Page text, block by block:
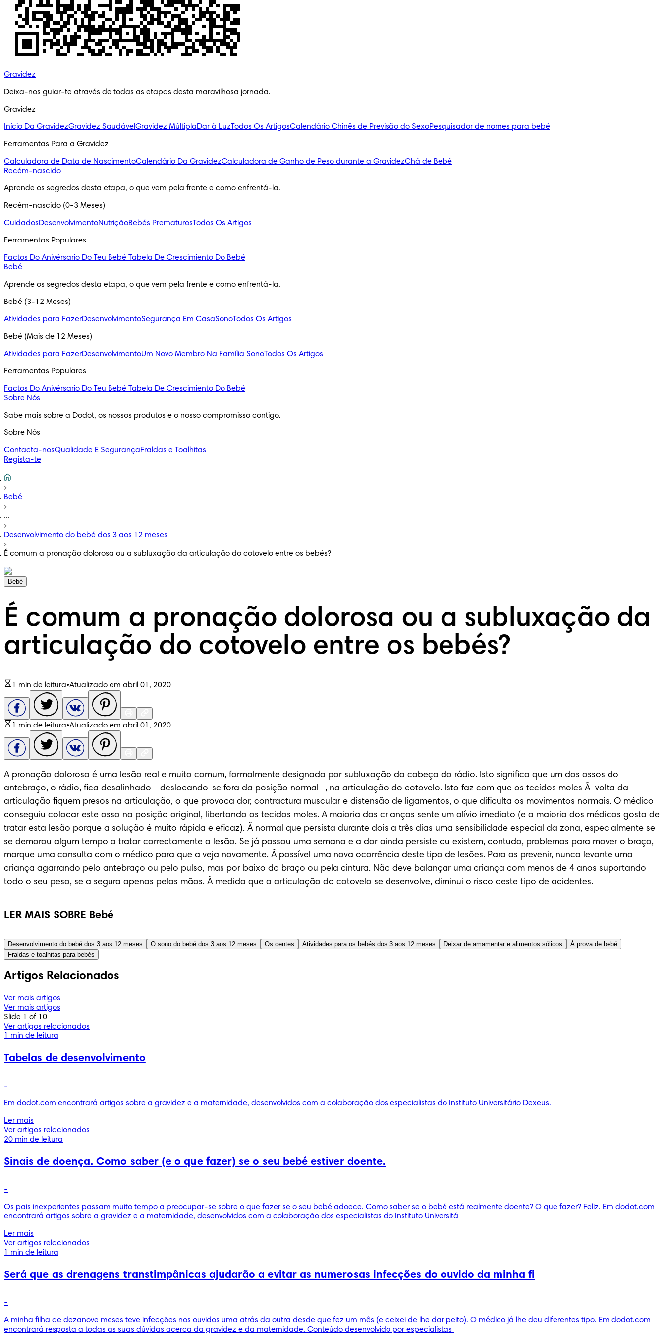
Gravidez
Deixa-nos guiar-te através de todas as etapas desta maravilhosa jornada.
Gravidez
Início Da GravidezGravidez SaudávelGravidez MúltiplaDar à LuzTodos Os ArtigosCalendário Chinês de Previsão do SexoPesquisador de nomes para bebé
Ferramentas Para a Gravidez
Calculadora de Data de NascimentoCalendário Da GravidezCalculadora de Ganho de Peso durante a GravidezChá de Bebé
Recém-nascido
Aprende os segredos desta etapa, o que vem pela frente e como enfrentá-la.
Recém-nascido (0-3 Meses)
CuidadosDesenvolvimentoNutriçãoBebés PrematurosTodos Os Artigos
Ferramentas Populares
Factos Do Anivérsario Do Teu Bebé Tabela De Crescimiento Do Bebé
Bebé
Aprende os segredos desta etapa, o que vem pela frente e como enfrentá-la.
Bebé (3-12 Meses)
Atividades para FazerDesenvolvimentoSegurança Em CasaSonoTodos Os Artigos
Bebé (Mais de 12 Meses)
Atividades para FazerDesenvolvimentoUm Novo Membro Na Família SonoTodos Os Artigos
Ferramentas Populares
Factos Do Anivérsario Do Teu Bebé Tabela De Crescimiento Do Bebé
Sobre Nós
Sabe mais sobre a Dodot, os nossos produtos e o nosso compromisso contigo.
Sobre Nós
Contacta-nosQualidade E SegurançaFraldas e Toalhitas
Regista-te
Bebé
...
Desenvolvimento do bebé dos 3 aos 12 meses
É comum a pronação dolorosa ou a subluxação da articulação do cotovelo entre os bebés?
Bebé
É comum a pronação dolorosa ou a subluxação da
articulação do cotovelo entre os bebés?
1 min de leitura•Atualizado em abril 01, 2020
1 min de leitura•Atualizado em abril 01, 2020
A pronação dolorosa é uma lesão real e muito comum, formalmente designada por subluxação da cabeça do rádio. Isto significa que um dos ossos do
antebraço, o rádio, fica desalinhado - deslocando-se fora da posição normal -, na articulação do cotovelo. Isto faz com que os tecidos moles Ã  volta da
articulação fiquem presos na articulação, o que provoca dor, contractura muscular e distensão de ligamentos, o que dificulta os movimentos normais. O médico
conseguiu colocar este osso na posição original, libertando os tecidos moles. A maioria das crianças sente um alívio imediato (e a maioria dos médicos gosta de
tratar esta lesão porque a solução é muito rápida e eficaz). Ã normal que persista durante dois a três dias uma sensibilidade especial da zona, especialmente se
se demorou algum tempo a tratar correctamente a lesão. Se já passou uma semana e a dor ainda persiste ou existem, contudo, problemas para mover o braço,
marque uma consulta com o médico para que a veja novamente. Ã possível uma nova ocorrência deste tipo de lesões. Para as prevenir, nunca levante uma
criança agarrando pelo antebraço ou pelo pulso, mas por baixo do braço ou pela cintura. Não deve balançar uma criança com menos de 4 anos suportando
todo o seu peso, se a segura apenas pelas mãos. À medida que a articulação do cotovelo se desenvolve, diminui o risco deste tipo de acidentes.
LER MAIS SOBRE Bebé
Desenvolvimento do bebé dos 3 aos 12 meses O sono do bebé dos 3 aos 12 meses Os dentes Atividades para os bebés dos 3 aos 12 meses Deixar de amamentar e alimentos sólidos
À prova de bebé
Fraldas e toalhitas para bebés
Artigos Relacionados
Ver mais artigos
Ver mais artigos
Slide 1 of 10
Ver artigos relacionados
1 min de leitura
Tabelas de desenvolvimento
-
Em dodot.com encontrará artigos sobre a gravidez e a maternidade, desenvolvidos com a colaboração dos especialistas do Instituto Universitário Dexeus.
Ler mais
Ver artigos relacionados
20 min de leitura
Sinais de doença. Como saber (e o que fazer) se o seu bebé estiver doente.
-
Os pais inexperientes passam muito tempo a preocupar-se sobre o que fazer se o seu bebé adoece. Como saber se o bebé está realmente doente? O que fazer? Feliz. Em dodot.com
encontrará artigos sobre a gravidez e a maternidade, desenvolvidos com a colaboração dos especialistas do Instituto Universitá
Ler mais
Ver artigos relacionados
1 min de leitura
Será que as drenagens transtimpânicas ajudarão a evitar as numerosas infecções do ouvido da minha fi
-
A minha filha de dezanove meses teve infecções nos ouvidos uma atrás da outra desde que fez um mês (e deixei de lhe dar peito). O médico já lhe deu diferentes tipo. Em dodot.com
encontrará resposta a todas as suas dúvidas acerca da gravidez e da maternidade. Conteúdo desenvolvido por especialistas